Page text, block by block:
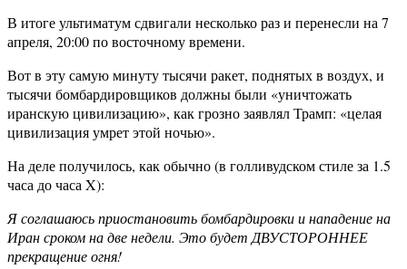
В итоге ультиматум сдвигали несколько раз и перенесли на 7
апреля, 20:00 по восточному времени.
Вот в эту самую минуту тысячи ракет, поднятых в воздух, и
тысячи бомбардировщиков должны были «уничтожать
иранскую цивилизацию», как грозно заявлял Трамп: «целая
цивилизация умрет этой ночью».
На деле получилось, как обычно (в голливудском стиле за 1.5
часа до часа X):
Я соглашаюсь приостановить бомбардировки и нападение на
Иран сроком на две недели. Это будет ДВУСТОРОННЕЕ
прекращение огня!